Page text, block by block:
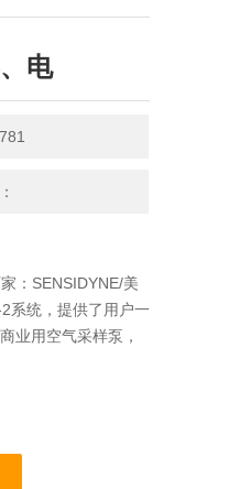
电
：SENSIDYNE/美
系统，提供了用户一
业用空气采样泵，